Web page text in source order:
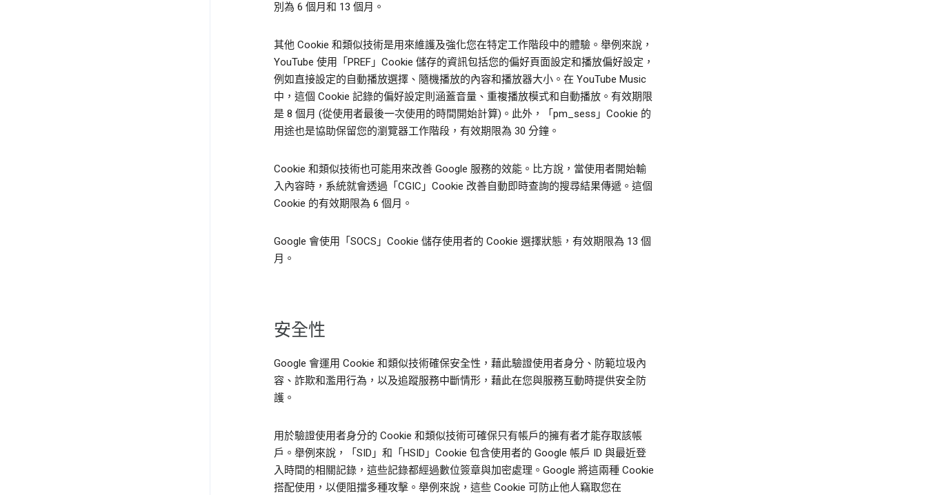
別為 6 個月和 13 個月。
其他 Cookie 和類似技術是用來維護及強化您在特定工作階段中的體驗。舉例來說，
YouTube 使用「PREF」Cookie 儲存的資訊包括您的偏好頁面設定和播放偏好設定，
例如直接設定的自動播放選擇、隨機播放的內容和播放器大小。在 YouTube Music
中，這個 Cookie 記錄的偏好設定則涵蓋音量、重複播放模式和自動播放。有效期限
是 8 個月 (從使用者最後一次使用的時間開始計算)。此外，「pm_sess」Cookie 的
用途也是協助保留您的瀏覽器工作階段，有效期限為 30 分鐘。
Cookie 和類似技術也可能用來改善 Google 服務的效能。比方說，當使用者開始輸
入內容時，系統就會透過「CGIC」Cookie 改善自動即時查詢的搜尋結果傳遞。這個
Cookie 的有效期限為 6 個月。
Google 會使用「SOCS」Cookie 儲存使用者的 Cookie 選擇狀態，有效期限為 13 個
月。
安全性
Google 會運用 Cookie 和類似技術確保安全性，藉此驗證使用者身分、防範垃圾內
容、詐欺和濫用行為，以及追蹤服務中斷情形，藉此在您與服務互動時提供安全防
護。
用於驗證使用者身分的 Cookie 和類似技術可確保只有帳戶的擁有者才能存取該帳
戶。舉例來說，「SID」和「HSID」Cookie 包含使用者的 Google 帳戶 ID 與最近登
入時間的相關記錄，這些記錄都經過數位簽章與加密處理。Google 將這兩種 Cookie
搭配使用，以便阻擋多種攻擊。舉例來說，這些 Cookie 可防止他人竊取您在